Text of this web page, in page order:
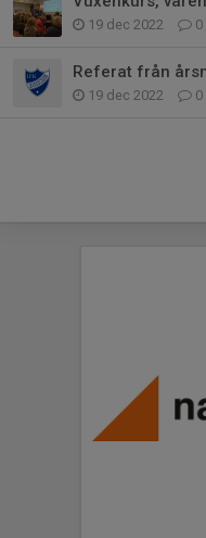
19 dec 2022 0
Referat från
19 dec 2022 0